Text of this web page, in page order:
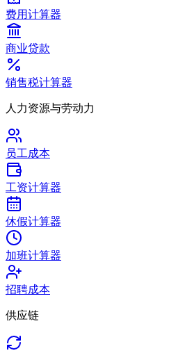
费用计算器
商业贷款
销售税计算器
人力资源与劳动力
员工成本
工资计算器
休假计算器
加班计算器
招聘成本
供应链